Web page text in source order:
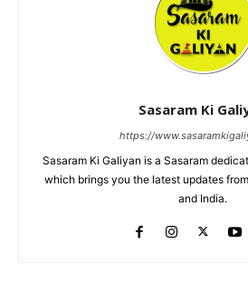
Sasaram Ki
https://
Sasaram Ki Galiyan is a Sasaram
which brings you the latest updates
and India.